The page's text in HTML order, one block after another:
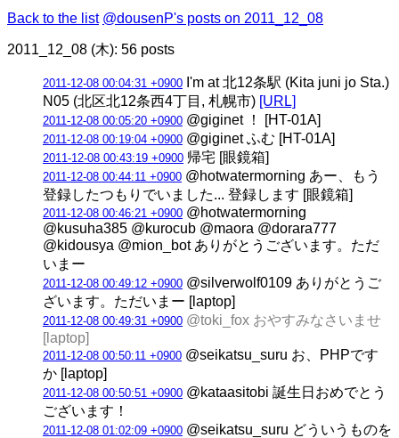
Back to the list @dousenP's posts on 2011_12_08
2011_12_08 (木): 56 posts
2011-12-08 00:04:31 +0900 I'm at 北12条駅 (Kita juni jo Sta.)
N05 (北区北12条西4丁目, 札幌市) [URL]
2011-12-08 00:05:20 +0900 @giginet ！ [HT-01A]
2011-12-08 00:19:04 +0900 @giginet ふむ [HT-01A]
2011-12-08 00:43:19 +0900 帰宅 [眼鏡箱]
2011-12-08 00:44:11 +0900 @hotwatermorning あー、もう
登録したつもりでいました... 登録します [眼鏡箱]
2011-12-08 00:46:21 +0900 @hotwatermorning
@kusuha385 @kurocub @maora @dorara777
@kidousya @mion_bot ありがとうございます。ただ
いまー
2011-12-08 00:49:12 +0900 @silverwolf0109 ありがとうご
ざいます。ただいまー [laptop]
2011-12-08 00:49:31 +0900 @toki_fox おやすみなさいませ
[laptop]
2011-12-08 00:50:11 +0900 @seikatsu_suru お、PHPです
か [laptop]
2011-12-08 00:50:51 +0900 @kataasitobi 誕生日おめでとう
ございます！
2011-12-08 01:02:09 +0900 @seikatsu_suru どういうものを